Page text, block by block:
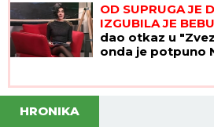
OD SUPRUGA JE
IZGUBILA JE BEBU
dao otkaz u
onda je potpuno
HRONIKA